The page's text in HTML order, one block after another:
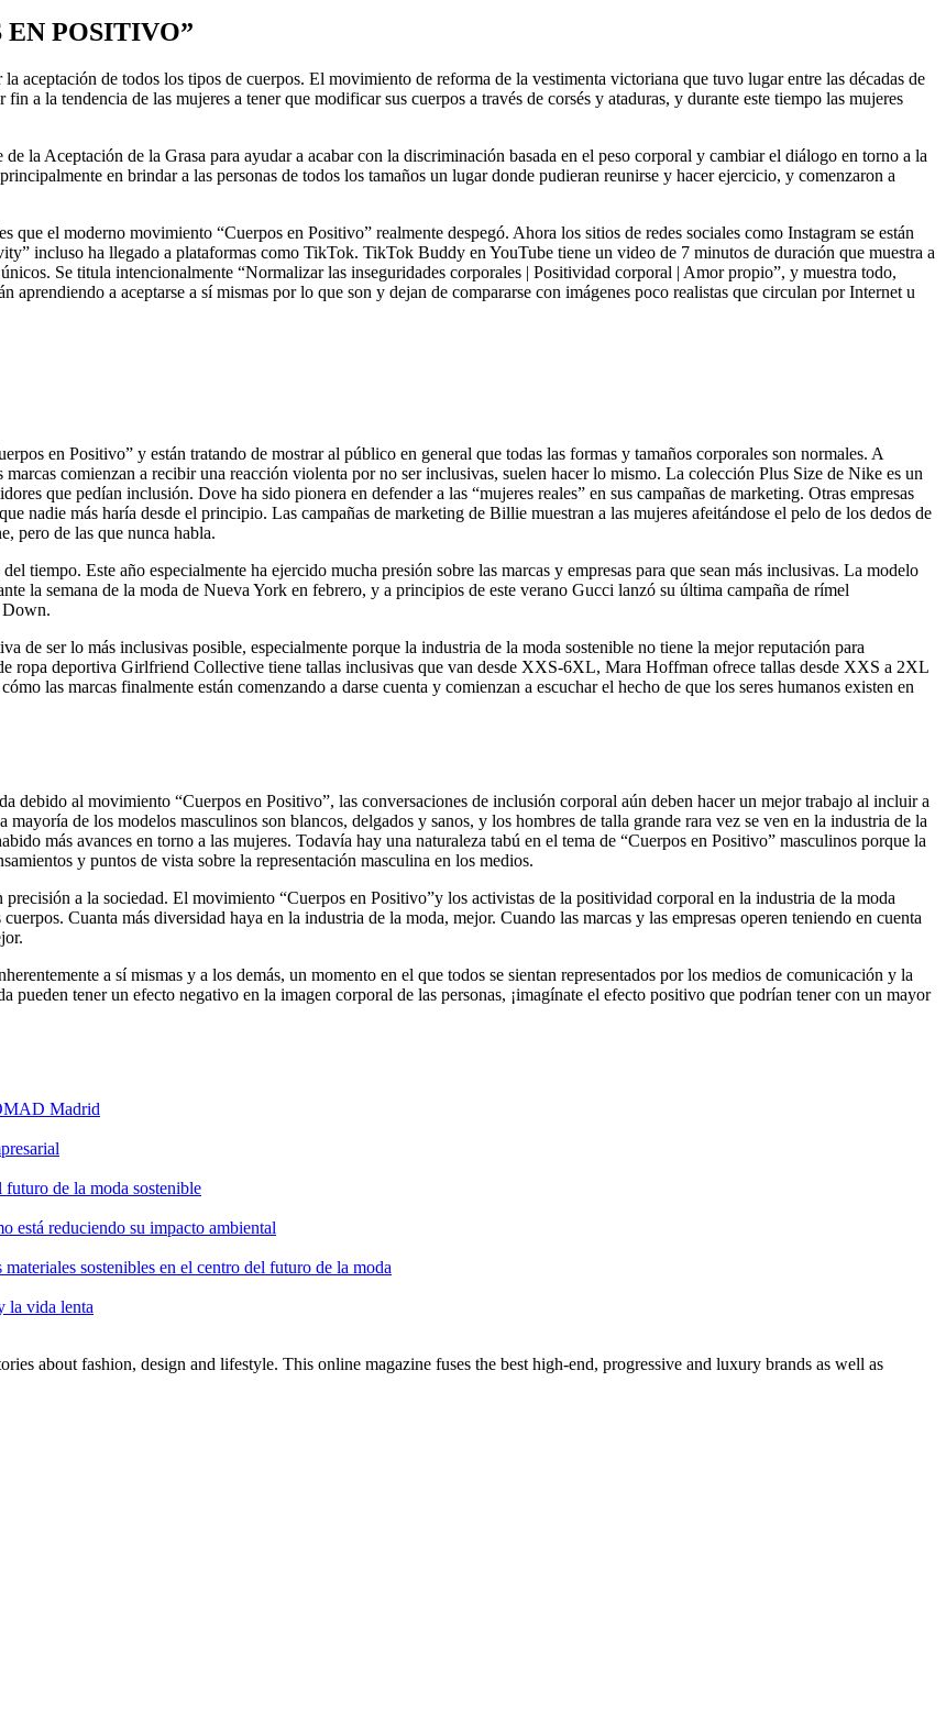
POSITIVO”
aceptación de todos los tipos de cuerpos. El movimiento de reforma de la vestimenta victoriana que tuvo lugar entre las décadas de
a la tendencia de las mujeres a tener que modificar sus cuerpos a través de corsés y ataduras, y durante este tiempo las mujeres
la Aceptación de la Grasa para ayudar a acabar con la discriminación basada en el peso corporal y cambiar el diálogo en torno a la
en brindar a las personas de todos los tamaños un lugar donde pudieran reunirse y hacer ejercicio, y comenzaron a
que el moderno movimiento “Cuerpos en Positivo” realmente despegó. Ahora los sitios de redes sociales como Instagram se están
incluso ha llegado a plataformas como TikTok. TikTok Buddy en YouTube tiene un video de 7 minutos de duración que muestra a
Se titula intencionalmente “Normalizar las inseguridades corporales | Positividad corporal | Amor propio”, y muestra todo,
aprendiendo a aceptarse a sí mismas por lo que son y dejan de compararse con imágenes poco realistas que circulan por Internet u
en Positivo” y están tratando de mostrar al público en general que todas las formas y tamaños corporales son normales. A
comienzan a recibir una reacción violenta por no ser inclusivas, suelen hacer lo mismo. La colección Plus Size de Nike es un
que pedían inclusión. Dove ha sido pionera en defender a las “mujeres reales” en sus campañas de marketing. Otras empresas
nadie más haría desde el principio. Las campañas de marketing de Billie muestran a las mujeres afeitándose el pelo de los dedos de
pero de las que nunca habla.
tiempo. Este año especialmente ha ejercido mucha presión sobre las marcas y empresas para que sean más inclusivas. La modelo
la semana de la moda de Nueva York en febrero, y a principios de este verano Gucci lanzó su última campaña de rímel
Down.
de ser lo más inclusivas posible, especialmente porque la industria de la moda sostenible no tiene la mejor reputación para
ropa deportiva Girlfriend Collective tiene tallas inclusivas que van desde XXS-6XL, Mara Hoffman ofrece tallas desde XXS a 2XL
las marcas finalmente están comenzando a darse cuenta y comienzan a escuchar el hecho de que los seres humanos existen en
debido al movimiento “Cuerpos en Positivo”, las conversaciones de inclusión corporal aún deben hacer un mejor trabajo al incluir a
de los modelos masculinos son blancos, delgados y sanos, y los hombres de talla grande rara vez se ven en la industria de la
más avances en torno a las mujeres. Todavía hay una naturaleza tabú en el tema de “Cuerpos en Positivo” masculinos porque la
y puntos de vista sobre la representación masculina en los medios.
a la sociedad. El movimiento “Cuerpos en Positivo”y los activistas de la positividad corporal en la industria de la moda
Cuanta más diversidad haya en la industria de la moda, mejor. Cuando las marcas y las empresas operen teniendo en cuenta
a sí mismas y a los demás, un momento en el que todos se sientan representados por los medios de comunicación y la
tener un efecto negativo en la imagen corporal de las personas, ¡imagínate el efecto positivo que podrían tener con un mayor
Madrid
de la moda sostenible
está reduciendo su impacto ambiental
sostenibles en el centro del futuro de la moda
la vida lenta
about fashion, design and lifestyle. This online magazine fuses the best high-end, progressive and luxury brands as well as